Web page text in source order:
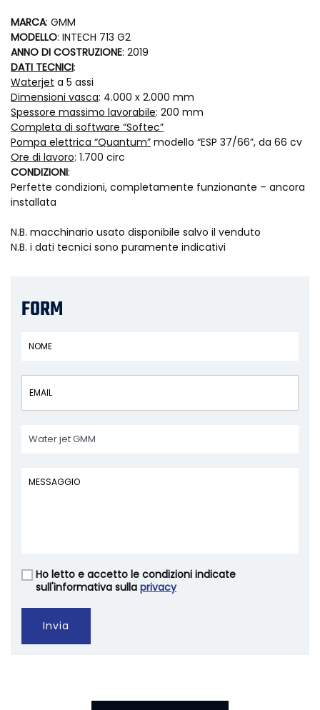
MARCA: GMM
MODELLO: INTECH 713 G2
ANNO DI COSTRUZIONE: 2019
DATI TECNICI:
Waterjet a 5 assi
Dimensioni vasca: 4.000 x 2.000 mm
Spessore massimo lavorabile: 200 mm
Completa di software “Softec”
Pompa elettrica “Quantum” modello “ESP 37/66”, da 66 cv
Ore di lavoro: 1.700 circ
CONDIZIONI:
Perfette condizioni, completamente funzionante – ancora
installata
N.B. macchinario usato disponibile salvo il venduto
N.B. i dati tecnici sono puramente indicativi
FORM
VuotoHo letto e accetto le condizioni indicate
sull'informativa sulla privacy
Invia